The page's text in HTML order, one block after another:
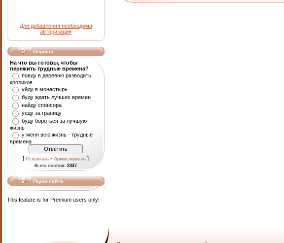
Для добавления необходима
авторизация
Опросы
На что вы готовы, чтобы
пережить трудные времена?
поеду в деревню разводить
кроликов
уйду в монастырь
буду ждать лучших времен
найду спонсора
уеду за границу
буду бороться за лучшую
жизнь
у меня всю жизнь - трудные
времена
[ Результаты · Архив опросов ]
Всего ответов: 2337
Герои сайта
This feature is for Premium users only!